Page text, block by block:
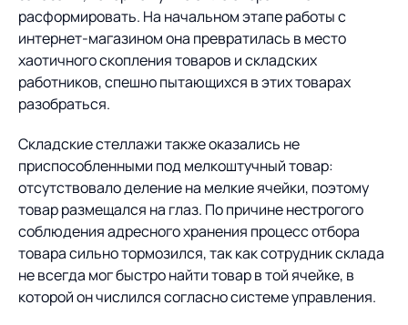
расформировать. На начальном этапе работы с
интернет-магазином она превратилась в место
хаотичного скопления товаров и складских
работников, спешно пытающихся в этих товарах
разобраться.
Складские стеллажи также оказались не
приспособленными под мелкоштучный товар:
отсутствовало деление на мелкие ячейки, поэтому
товар размещался на глаз. По причине нестрогого
соблюдения адресного хранения процесс отбора
товара сильно тормозился, так как сотрудник склада
не всегда мог быстро найти товар в той ячейке, в
которой он числился согласно системе управления.